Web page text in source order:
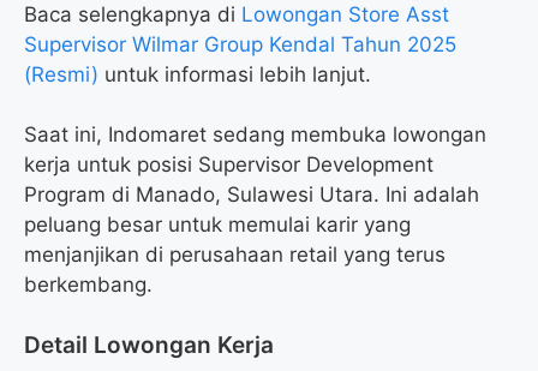
Baca selengkapnya di Lowongan Store Asst
Supervisor Wilmar Group Kendal Tahun 2025
(Resmi) untuk informasi lebih lanjut.
Saat ini, Indomaret sedang membuka lowongan
kerja untuk posisi Supervisor Development
Program di Manado, Sulawesi Utara. Ini adalah
peluang besar untuk memulai karir yang
menjanjikan di perusahaan retail yang terus
berkembang.
Detail Lowongan Kerja